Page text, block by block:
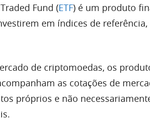
Fund (ETF) é um produto
em índices de
de criptomoedas, os
as cotações de
próprios e não